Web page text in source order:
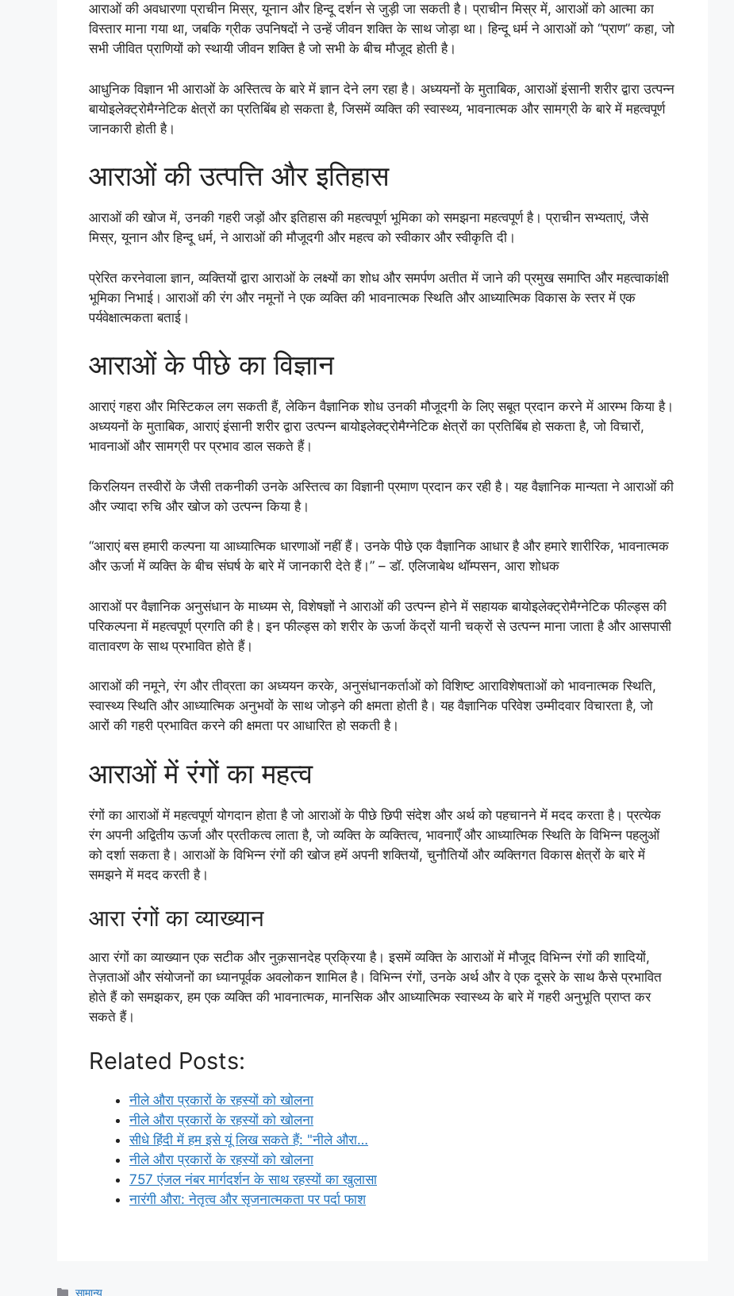
आराओं की अवधारणा प्राचीन मिस्र, यूनान और हिन्दू दर्शन से जुड़ी जा सकती है। प्राचीन मिस्र में, आराओं को आत्मा का
विस्तार माना गया था, जबकि ग्रीक उपनिषदों ने उन्हें जीवन शक्ति के साथ जोड़ा था। हिन्दू धर्म ने आराओं को “प्राण” कहा, जो
सभी जीवित प्राणियों को स्थायी जीवन शक्ति है जो सभी के बीच मौजूद होती है।
आधुनिक विज्ञान भी आराओं के अस्तित्व के बारे में ज्ञान देने लग रहा है। अध्ययनों के मुताबिक, आराओं इंसानी शरीर द्वारा उत्पन्न
बायोइलेक्ट्रोमैग्नेटिक क्षेत्रों का प्रतिबिंब हो सकता है, जिसमें व्यक्ति की स्वास्थ्य, भावनात्मक और सामग्री के बारे में महत्वपूर्ण
जानकारी होती है।
आराओं की उत्पत्ति और इतिहास
आराओं की खोज में, उनकी गहरी जड़ों और इतिहास की महत्वपूर्ण भूमिका को समझना महत्वपूर्ण है। प्राचीन सभ्यताएं, जैसे
मिस्र, यूनान और हिन्दू धर्म, ने आराओं की मौजूदगी और महत्व को स्वीकार और स्वीकृति दी।
प्रेरित करनेवाला ज्ञान, व्यक्तियों द्वारा आराओं के लक्ष्यों का शोध और समर्पण अतीत में जाने की प्रमुख समाप्ति और महत्वाकांक्षी
भूमिका निभाई। आराओं की रंग और नमूनों ने एक व्यक्ति की भावनात्मक स्थिति और आध्यात्मिक विकास के स्तर में एक
पर्यवेक्षात्मकता बताई।
आराओं के पीछे का विज्ञान
आराएं गहरा और मिस्टिकल लग सकती हैं, लेकिन वैज्ञानिक शोध उनकी मौजूदगी के लिए सबूत प्रदान करने में आरम्भ किया है।
अध्ययनों के मुताबिक, आराएं इंसानी शरीर द्वारा उत्पन्न बायोइलेक्ट्रोमैग्नेटिक क्षेत्रों का प्रतिबिंब हो सकता है, जो विचारों,
भावनाओं और सामग्री पर प्रभाव डाल सकते हैं।
किरलियन तस्वीरों के जैसी तकनीकी उनके अस्तित्व का विज्ञानी प्रमाण प्रदान कर रही है। यह वैज्ञानिक मान्यता ने आराओं की
और ज्यादा रुचि और खोज को उत्पन्न किया है।
“आराएं बस हमारी कल्पना या आध्यात्मिक धारणाओं नहीं हैं। उनके पीछे एक वैज्ञानिक आधार है और हमारे शारीरिक, भावनात्मक
और ऊर्जा में व्यक्ति के बीच संघर्ष के बारे में जानकारी देते हैं।” – डॉ. एलिजाबेथ थॉम्पसन, आरा शोधक
आराओं पर वैज्ञानिक अनुसंधान के माध्यम से, विशेषज्ञों ने आराओं की उत्पन्न होने में सहायक बायोइलेक्ट्रोमैग्नेटिक फील्ड्स की
परिकल्पना में महत्वपूर्ण प्रगति की है। इन फील्ड्स को शरीर के ऊर्जा केंद्रों यानी चक्रों से उत्पन्न माना जाता है और आसपासी
वातावरण के साथ प्रभावित होते हैं।
आराओं की नमूने, रंग और तीव्रता का अध्ययन करके, अनुसंधानकर्ताओं को विशिष्ट आराविशेषताओं को भावनात्मक स्थिति,
स्वास्थ्य स्थिति और आध्यात्मिक अनुभवों के साथ जोड़ने की क्षमता होती है। यह वैज्ञानिक परिवेश उम्मीदवार विचारता है, जो
आरों की गहरी प्रभावित करने की क्षमता पर आधारित हो सकती है।
आराओं में रंगों का महत्व
रंगों का आराओं में महत्वपूर्ण योगदान होता है जो आराओं के पीछे छिपी संदेश और अर्थ को पहचानने में मदद करता है। प्रत्येक
रंग अपनी अद्वितीय ऊर्जा और प्रतीकत्व लाता है, जो व्यक्ति के व्यक्तित्व, भावनाएँ और आध्यात्मिक स्थिति के विभिन्न पहलुओं
को दर्शा सकता है। आराओं के विभिन्न रंगों की खोज हमें अपनी शक्तियों, चुनौतियों और व्यक्तिगत विकास क्षेत्रों के बारे में
समझने में मदद करती है।
आरा रंगों का व्याख्यान
आरा रंगों का व्याख्यान एक सटीक और नुक़सानदेह प्रक्रिया है। इसमें व्यक्ति के आराओं में मौजूद विभिन्न रंगों की शादियों,
तेज़ताओं और संयोजनों का ध्यानपूर्वक अवलोकन शामिल है। विभिन्न रंगों, उनके अर्थ और वे एक दूसरे के साथ कैसे प्रभावित
होते हैं को समझकर, हम एक व्यक्ति की भावनात्मक, मानसिक और आध्यात्मिक स्वास्थ्य के बारे में गहरी अनुभूति प्राप्त कर
सकते हैं।
Related Posts:
नीले औरा प्रकारों के रहस्यों को खोलना
नीले औरा प्रकारों के रहस्यों को खोलना
सीधे हिंदी में हम इसे यूं लिख सकते हैं: "नीले औरा…
नीले औरा प्रकारों के रहस्यों को खोलना
757 एंजल नंबर मार्गदर्शन के साथ रहस्यों का खुलासा
नारंगी औरा: नेतृत्व और सृजनात्मकता पर पर्दा फाश
Categories
सामान्य